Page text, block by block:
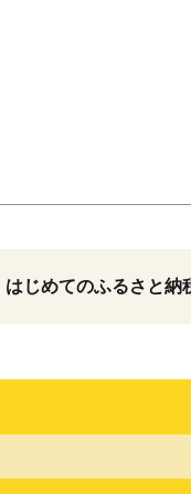
はじめてのふるさと納